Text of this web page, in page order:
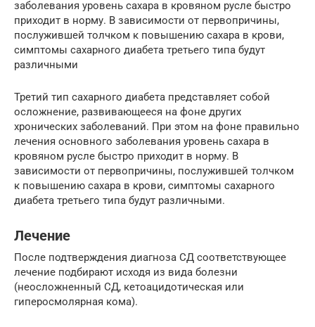
заболевания уровень сахара в кровяном русле быстро
приходит в норму. В зависимости от первопричины,
послужившей толчком к повышению сахара в крови,
симптомы сахарного диабета третьего типа будут
различными
Третий тип сахарного диабета представляет собой
осложнение, развивающееся на фоне других
хронических заболеваний. При этом на фоне правильно
лечения основного заболевания уровень сахара в
кровяном русле быстро приходит в норму. В
зависимости от первопричины, послужившей толчком
к повышению сахара в крови, симптомы сахарного
диабета третьего типа будут различными.
Лечение
После подтверждения диагноза СД соответствующее
лечение подбирают исходя из вида болезни
(неосложненный СД, кетоацидотическая или
гиперосмолярная кома).